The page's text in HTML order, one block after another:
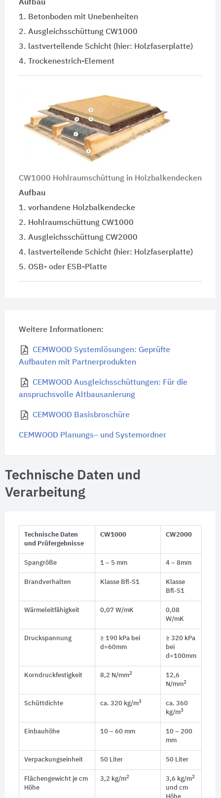
Aufbau
1. Betonboden mit Unebenheiten
2. Ausgleichsschüttung CW1000
3. lastverteilende Schicht (hier: Holzfaserplatte)
4. Trockenestrich-Element
CW1000 Hohlraumschüttung in Holzbalkendecken
Aufbau
1. vorhandene Holzbalkendecke
2. Hohlraumschüttung CW1000
3. Ausgleichsschüttung CW2000
4. lastverteilende Schicht (hier: Holzfaserplatte)
5. OSB- oder ESB-Platte
Weitere Informationen:
CEMWOOD Systemlösungen: Geprüfte
Aufbauten mit Partnerprodukten
CEMWOOD Ausgleichsschüttungen: Für die
anspruchsvolle Altbausanierung
CEMWOOD Basisbroschüre
CEMWOOD Planungs– und Systemordner
Technische Daten und
Verarbeitung
Technische Daten
und Prüfergebnisse
CW1000 CW2000
Spangröße 1 – 5 mm 4 – 8mm
Brandverhalten Klasse Bfl-S1
Klasse
Bfl-S1
Wärmeleitfähigkeit 0,07 W/mK
0,08
W/mK
Druckspannung
≥ 190 kPa bei
d=60mm
≥ 320 kPa
bei
d=100mm
Korndruckfestigkeit 8,2 N/mm2
12,6
N/mm2
Schüttdichte ca. 320 kg/m3
ca. 360
kg/m3
Einbauhöhe 10 – 60 mm
10 – 200
mm
Verpackungseinheit 50 Liter 50 Liter
Flächengewicht je cm
Höhe
3,2 kg/m2 3,6 kg/m2
und cm